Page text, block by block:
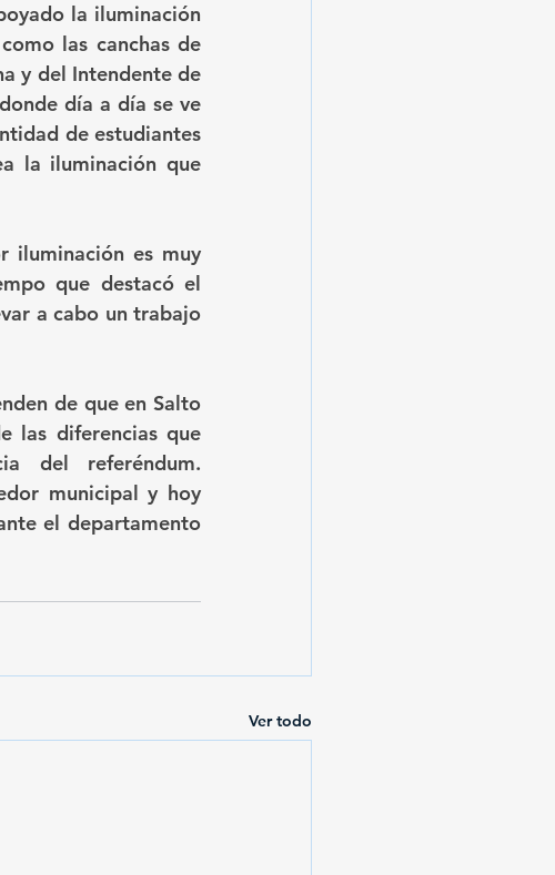
la iluminación
las canchas de
y del Intendente de
día a día se ve
de estudiantes
la iluminación que
iluminación es muy
que destacó el
a cabo un trabajo
de que en Salto
las diferencias que
del referéndum.
municipal y hoy
el departamento
Ver todo